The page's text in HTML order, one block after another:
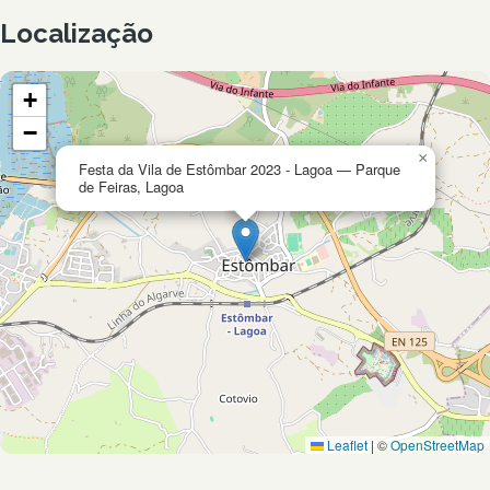
Localização
Festa da Vila de Estômbar 2023 - Lagoa — Parque
de Feiras, Lagoa
×
+
−
Leaflet | ©OpenStreetMap